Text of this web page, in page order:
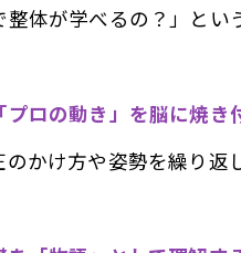
整体が学べるの？」と
ロの動き」を脳に焼き
のかけ方や姿勢を繰り返